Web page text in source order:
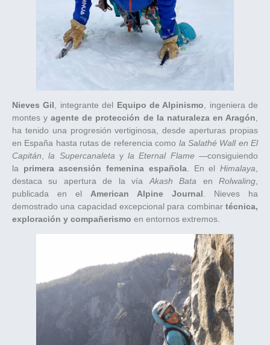
Nieves Gil , integrante del Equipo de Alpinismo , ingeniera de
montes yagente de protección de la naturaleza en Aragón
ha tenido una progresión vertiginosa, desde aperturas propias
en España hasta rutas de referencia como la Salathé Wall en El
Capitán ,la Supercanaleta yla Eternal Flame—consiguiendo
la primera ascensión femenina española. En elHimalaya
destaca su apertura de la vía Akash Bata enRolwaling
publicada en el American Alpine Journal . Nieves ha
demostrado una capacidad excepcional para combinar técnica,
exploración y compañerismo en entornos extremos.